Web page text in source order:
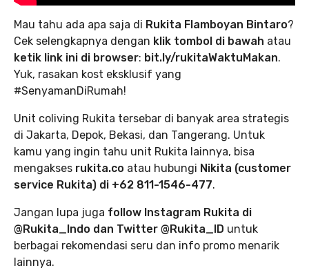
Mau tahu ada apa saja di Rukita Flamboyan Bintaro?
Cek selengkapnya dengan klik tombol di bawah atau
ketik link ini di browser: bit.ly/rukitaWaktuMakan.
Yuk, rasakan kost eksklusif yang
#SenyamanDiRumah!
Unit coliving Rukita tersebar di banyak area strategis
di Jakarta, Depok, Bekasi, dan Tangerang. Untuk
kamu yang ingin tahu unit Rukita lainnya, bisa
mengakses rukita.co atau hubungi Nikita (customer
service Rukita) di +62 811-1546-477.
Jangan lupa juga follow Instagram Rukita di
@Rukita_Indo dan Twitter @Rukita_ID untuk
berbagai rekomendasi seru dan info promo menarik
lainnya.